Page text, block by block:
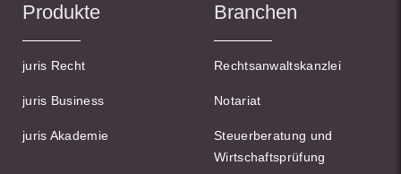
Produkte
juris Recht
juris Business
juris Akademie
Branchen
Rechtsanwaltskanzlei
Notariat
Steuerberatung und
Wirtschaftsprüfung